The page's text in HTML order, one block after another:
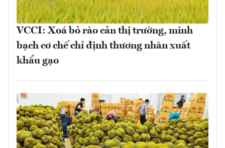
VCCI: Xoá bỏ rào cản thị trường, minh
bạch cơ chế chỉ định thương nhân xuất
khẩu gạo